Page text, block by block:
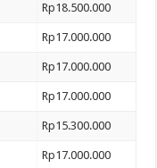
Rp18.500.000
Rp17.000.000
Rp17.000.000
Rp17.000.000
Rp15.300.000
Rp17.000.000